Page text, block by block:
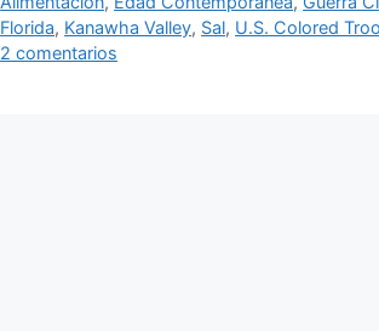
Etiquetas
Florida, Kanawha Valley, Sal, U.S. Colored
2 comentarios